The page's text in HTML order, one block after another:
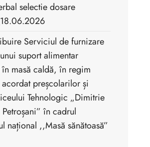
selectie dosare
Serviciul de furnizare
suport alimentar
masă caldă, în regim
preșcolarilor și
Tehnologic „Dimitrie
în cadrul
național ,,Masă sănătoasă”